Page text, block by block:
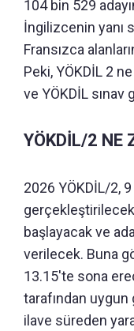
104 bin 529
İngilizcenin yanı
Fransızca
Peki, YÖKDİL 2
ve YÖKDİL sınav
YÖKDİL/2 NE
2026 YÖKDİL/2,
başlayacak ve
verilecek. Buna
13.15'te sona
tarafından
ilave süreden